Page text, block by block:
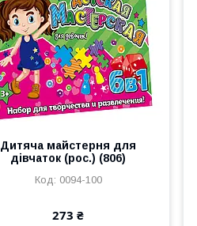
Дитяча майстерня для
дівчаток (рос.) (806)
0094-100
273 ₴